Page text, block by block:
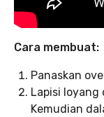
Cara membuat:
Panaskan
Lapisi loyang
Kemudian